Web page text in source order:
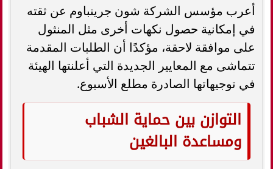
أعرب مؤسس الشركة شون جرينباوم عن ثقته
في إمكانية حصول نكهات أخرى مثل المنثول
على موافقة لاحقة، مؤكدًا أن الطلبات المقدمة
تتماشى مع المعايير الجديدة التي أعلنتها الهيئة
في توجيهاتها الصادرة مطلع الأسبوع.
التوازن بين حماية الشباب
ومساعدة البالغين